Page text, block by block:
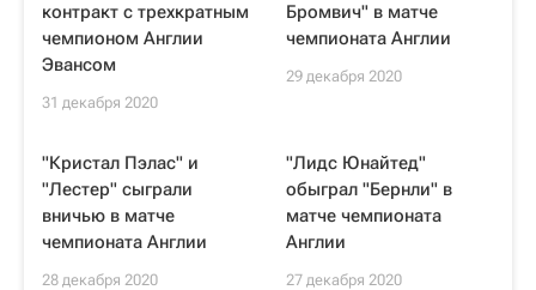
контракт с трехкратным
чемпионом Англии
Эвансом
31 декабря 2020
Бромвич" в матче
чемпионата Англии
29 декабря 2020
"Кристал Пэлас" и
"Лестер" сыграли
вничью в матче
чемпионата Англии
28 декабря 2020
"Лидс Юнайтед"
обыграл "Бернли" в
матче чемпионата
Англии
27 декабря 2020